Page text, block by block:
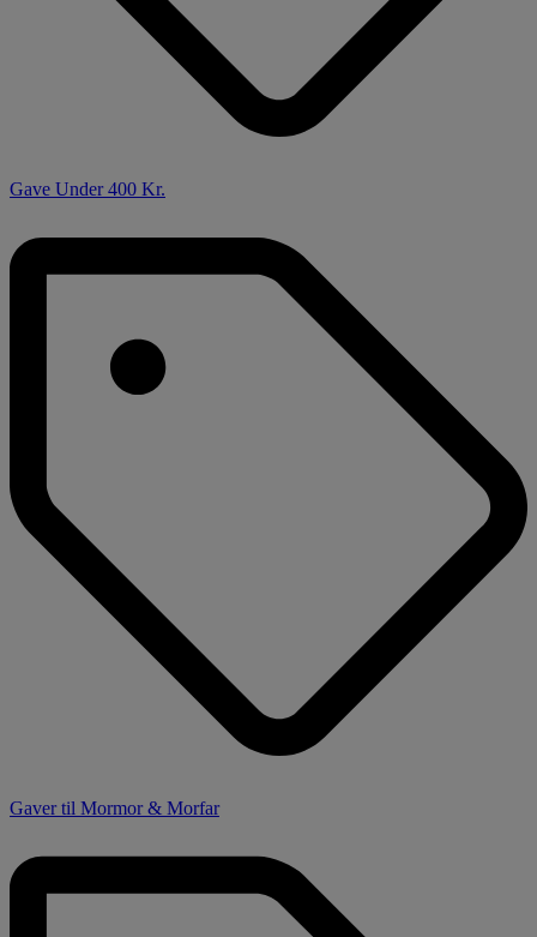
Gave Under 400 Kr.
Gaver til Mormor & Morfar